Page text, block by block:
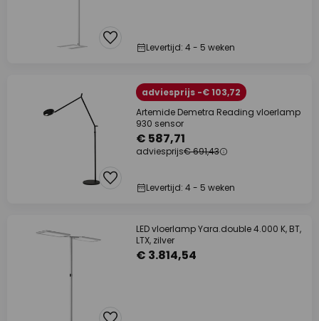
Levertijd: 4 - 5 weken
adviesprijs -€ 103,72
Artemide Demetra Reading vloerlamp
930 sensor
€ 587,71
adviesprijs€ 691,43
Levertijd: 4 - 5 weken
LED vloerlamp Yara.double 4.000 K, BT,
LTX, zilver
€ 3.814,54